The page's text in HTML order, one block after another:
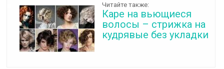
Читайте также:
Каре на вьющиеся
волосы – стрижка на
кудрявые без укладки